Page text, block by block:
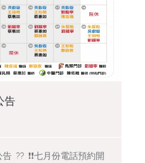
告
?? ❗️❗️七月份電話預約開